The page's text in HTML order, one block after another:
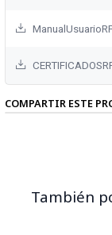
COMPARTIR ESTE
También